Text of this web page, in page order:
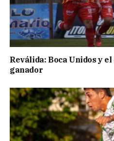
Reválida: Boca Unidos y
ganador